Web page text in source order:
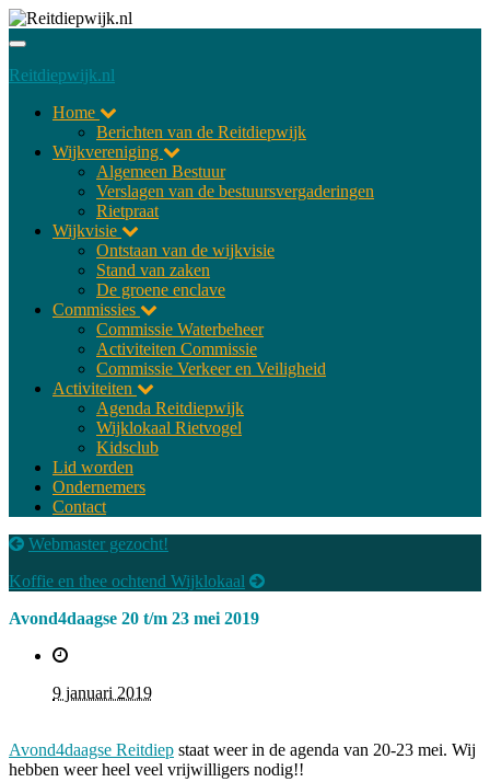
Toggle
navigatie
Reitdiepwijk.nl
Home
Berichten van de Reitdiepwijk
Wijkvereniging
Algemeen Bestuur
Verslagen van de bestuursvergaderingen
Rietpraat
Wijkvisie
Ontstaan van de wijkvisie
Stand van zaken
De groene enclave
Commissies
Commissie Waterbeheer
Activiteiten Commissie
Commissie Verkeer en Veiligheid
Activiteiten
Agenda Reitdiepwijk
Wijklokaal Rietvogel
Kidsclub
Lid worden
Ondernemers
Contact
Webmaster gezocht!
Koffie en thee ochtend Wijklokaal
Avond4daagse 20 t/m 23 mei 2019
9 januari 2019
Avond4daagse Reitdiep staat weer in de agenda van 20-23 mei. Wij
hebben weer heel veel vrijwilligers nodig!!